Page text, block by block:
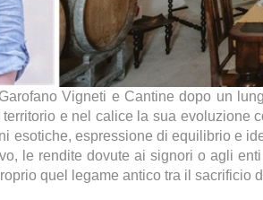
Vigneti e Cantine dopo un
e nel calice la sua evoluzione
esotiche, espressione di equilibrio e
le rendite dovute ai signori o agli
quel legame antico tra il sacrificio